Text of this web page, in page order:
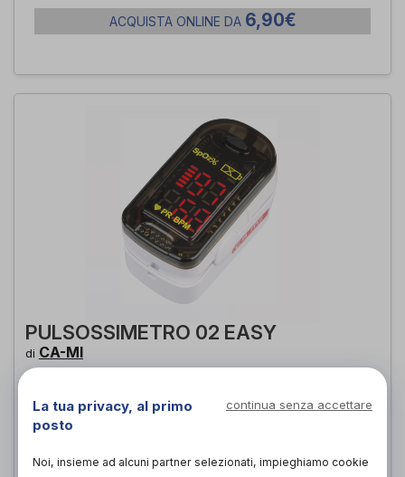
ACQUISTA ONLINE DA 6,90€
PULSOSSIMETRO 02 EASY
di CA-MI
La tua privacy, al primo
posto
continua senza accettare
Noi, insieme ad alcuni partner selezionati, impieghiamo cookie